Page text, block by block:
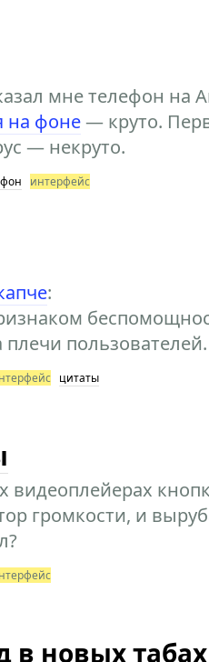
мне телефон на
на фоне— круто.
— некруто.
интерфейс
:
пользователей.
цитаты
видеоплейерах
громкости, и
в новых табах